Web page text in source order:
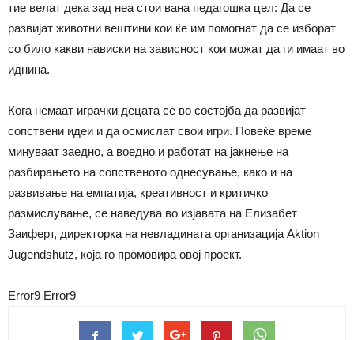
тие велат дека зад неа стои вана педагошка цел: Да се
развијат животни вештини кои ќе им помогнат да се изборат
со било какви нависки на зависност кои можат да ги имаат во
иднина.
Кога немаат играчки децата се во состојба да развијат
сопствени идеи и да осмислат свои игри. Повеќе време
минуваат заедно, а воедно и работат на јакнење на
разбирањето на сопственото однесување, како и на
развивање на емпатија, креативност и критичко
размислување, се наведува во изјавата на Елизабет
Заиферт, директорка на невладината организација Aktion
Jugendshutz, која го промовира овој проект.
Error9 Error9